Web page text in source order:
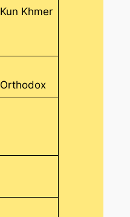
Kun Khmer
Orthodox